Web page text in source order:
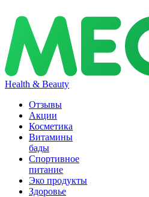
Health & Beauty
Отзывы
Акции
Косметика
Витамины
бады
Спортивное
питание
Эко продукты
Здоровье